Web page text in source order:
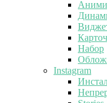
Набор
Instagram